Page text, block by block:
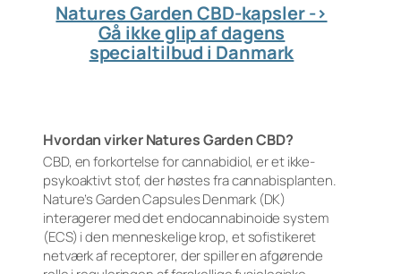
Natures Garden CBD-kapsler ->
Gå ikke glip af dagens
specialtilbud i Danmark
Hvordan virker Natures Garden CBD?
CBD, en forkortelse for cannabidiol, er et ikke-
psykoaktivt stof, der høstes fra cannabisplanten.
Nature’s Garden Capsules Denmark (DK)
interagerer med det endocannabinoide system
(ECS) i den menneskelige krop, et sofistikeret
netværk af receptorer, der spiller en afgørende